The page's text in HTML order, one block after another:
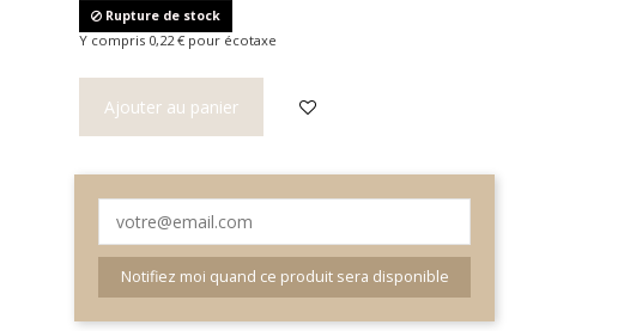
Rupture de stock
Y compris 0,22 € pour écotaxe
Ajouter au panier
Notifiez moi quand ce produit sera disponible